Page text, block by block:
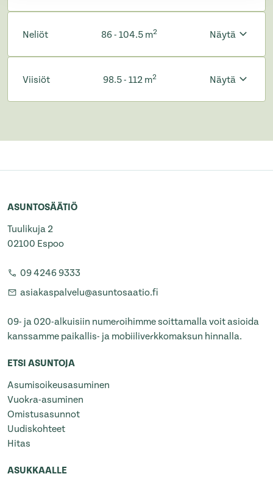
Neliöt 86 - 104.5 m2 Näytä
Viisiöt 98.5 - 112 m2 Näytä
ASUNTOSÄÄTIÖ
Tuulikuja 2
02100 Espoo
09 4246 9333
asiakaspalvelu@asuntosaatio.fi
09- ja 020-alkuisiin numeroihimme soittamalla voit asioida
kanssamme paikallis- ja mobiiliverkkomaksun hinnalla.
ETSI ASUNTOJA
Asumisoikeusasuminen
Vuokra-asuminen
Omistusasunnot
Uudiskohteet
Hitas
ASUKKAALLE